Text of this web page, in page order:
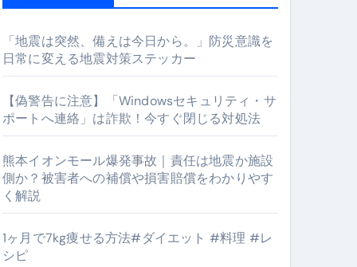
「地震は突然、備えは今日から。」防災意識を
日常に変える地震対策ステッカー
【偽警告に注意】「Windowsセキュリティ・サ
ポートへ連絡」は詐欺！今すぐ閉じる対処法
熊本イオンモール爆発事故｜責任は地震か施設
側か？被害者への補償や損害賠償をわかりやす
く解説
1ヶ月で7kg痩せる方法#ダイエット #料理 #レ
シピ